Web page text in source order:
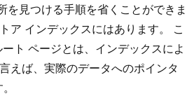
見つける手順を省くことができま
ア インデックスにはあります。 こ
ト ページとは、インデックスによ
えば、実際のデータへのポインタ